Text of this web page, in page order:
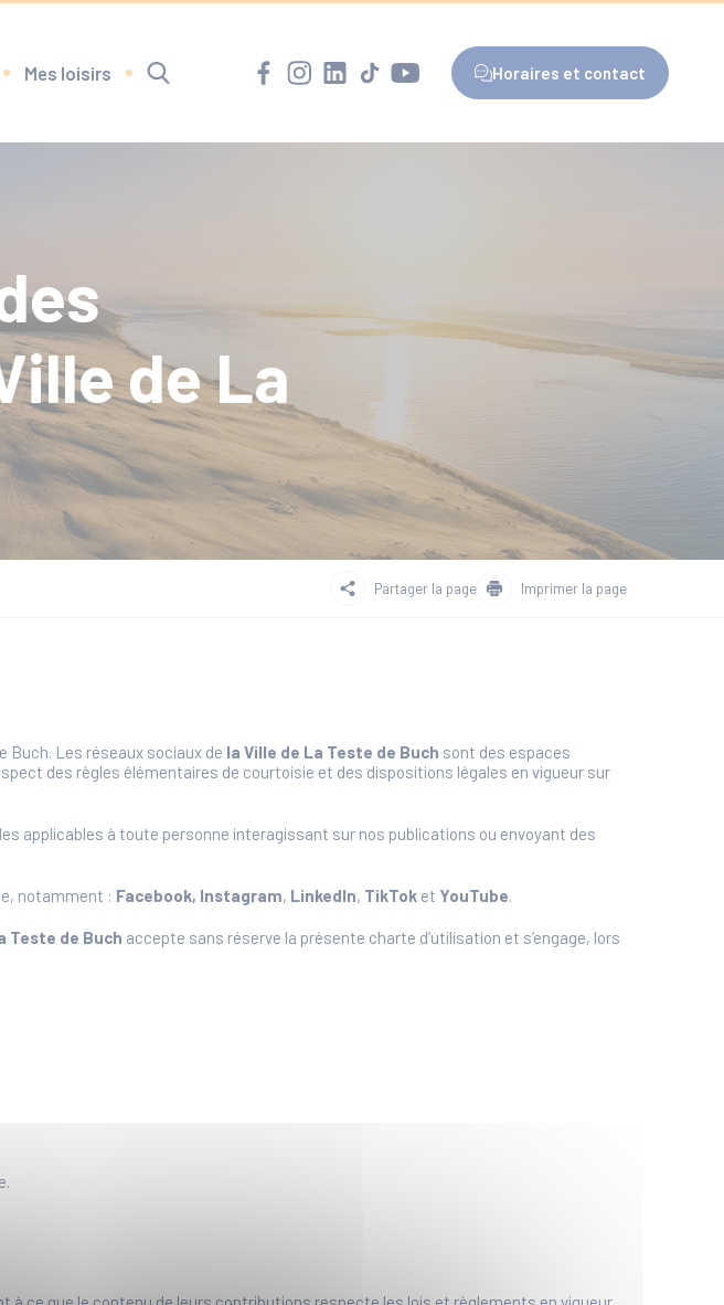
Mes loisirs Horaires et contact
de La
Partager la page Imprimer la page
Buch. Les réseaux sociaux de la Ville de La Teste de Buch sont des espaces
des règles élémentaires de courtoisie et des dispositions légales en vigueur sur
applicables à toute personne interagissant sur nos publications ou envoyant des
notamment : Facebook, Instagram, LinkedIn, TikTok et YouTube.
Teste de Buch accepte sans réserve la présente charte d’utilisation et s’engage, lors